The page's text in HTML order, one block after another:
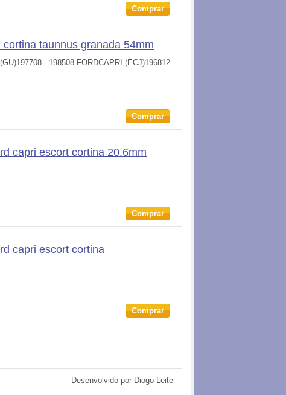
Comprar
taunnus granada 54mm
- 198508 FORDCAPRI (ECJ)196812
Comprar
capri escort cortina 20.6mm
Comprar
capri escort cortina
Comprar
Desenvolvido por Diogo Leite